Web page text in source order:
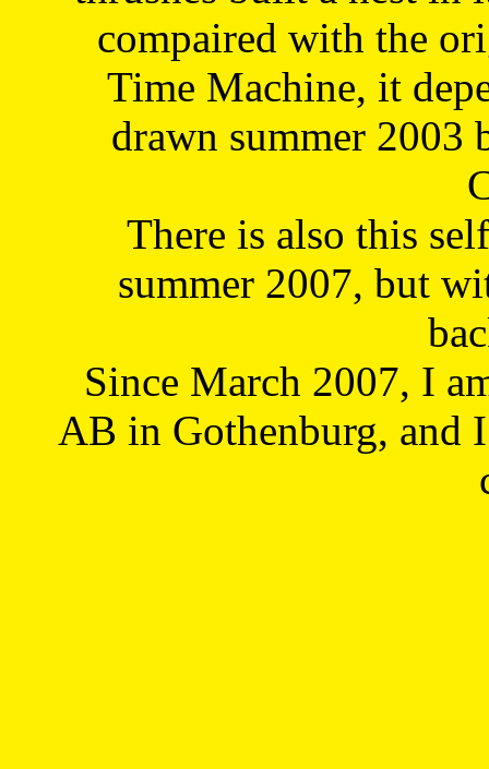
compaired with the
Time Machine, it
drawn summer 2003
There is also this
summer 2007, but
Since March 2007, I
AB in Gothenburg, and